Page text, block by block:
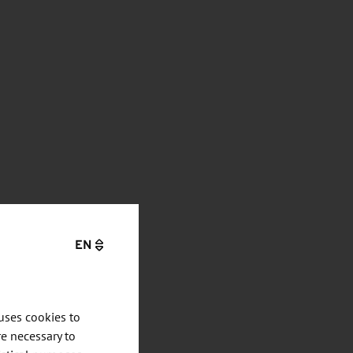
EN
cookies to
necessary to